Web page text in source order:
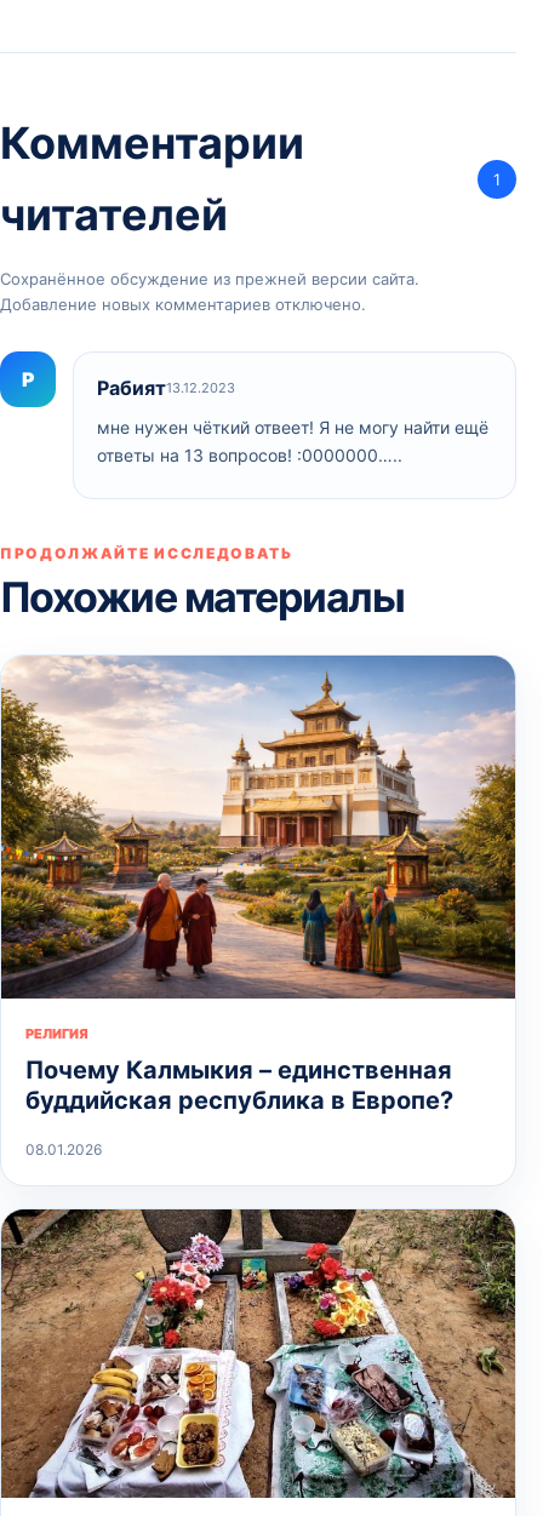
Комментарии
читателей
1
Сохранённое обсуждение из прежней версии сайта.
Добавление новых комментариев отключено.
Р Рабият13.12.2023
мне нужен чёткий отвеет! Я не могу найти ещё
ответы на 13 вопросов! :0000000…..
ПРОДОЛЖАЙТЕ ИССЛЕДОВАТЬ
Похожие материалы
РЕЛИГИЯ
Почему Калмыкия – единственная
буддийская республика в Европе?
08.01.2026